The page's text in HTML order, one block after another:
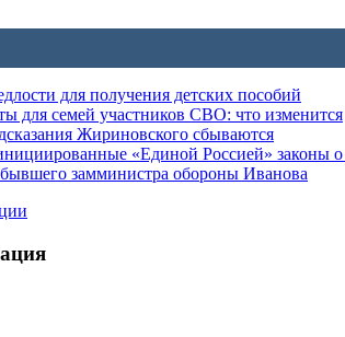
для получения детских пособий
для семей участников СВО: что изменится
Жириновского сбываются
«Единой Россией» законы о
замминистра обороны Иванова